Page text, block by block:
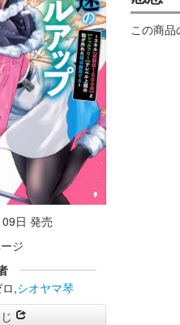
日 発売
ジ
,シオヤマ琴
この商